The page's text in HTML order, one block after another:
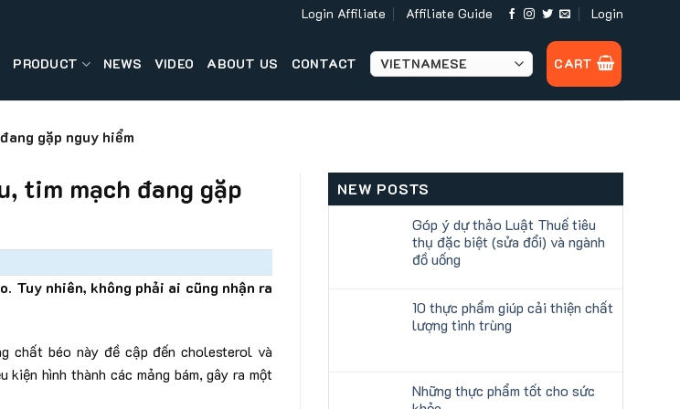
Login Affiliate Affiliate Guide Login
PRODUCT NEWS VIDEO ABOUT US CONTACT CART
gặp nguy hiểm
tim mạch đang gặp
Tuy nhiên, không phải ai cũng nhận ra
chất béo này đề cập đến cholesterol và
hình thành các mảng bám, gây ra một
NEW POSTS
Góp ý dự thảo Luật Thuế tiêu
thụ đặc biệt (sửa đổi) và ngành
đồ uống
10 thực phẩm giúp cải thiện chất
lượng tinh trùng
Những thực phẩm tốt cho sức